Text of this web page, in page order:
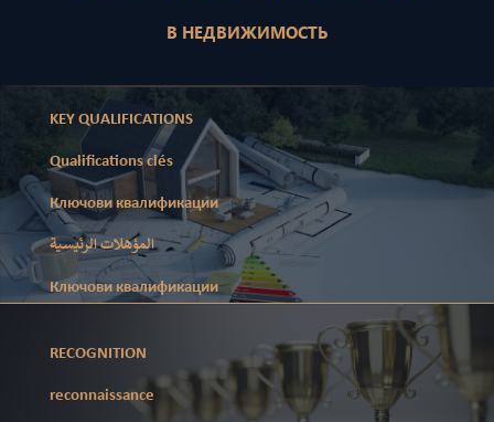
В НЕДВИЖИМОСТЬ
KEY QUALIFICATIONS
Qualifications clés
Ключови квалификации
المؤهلات الرئيسية
Ключови квалификации
RECOGNITION
reconnaissance